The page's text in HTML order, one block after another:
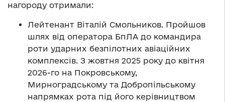
нагороду отримали:
Лейтенант Віталій Смольников. Пройшов
шлях від оператора БпЛА до командира
роти ударних безпілотних авіаційних
комплексів. З жовтня 2025 року до квітня
2026-го на Покровському,
Мирноградському та Добропільському
напрямках рота під його керівництвом